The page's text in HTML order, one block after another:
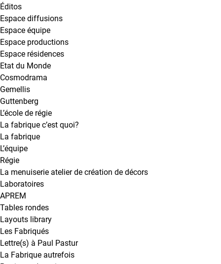
Éditos
Espace diffusions
Espace équipe
Espace productions
Espace résidences
Etat du Monde
Cosmodrama
Gemellis
Guttenberg
L’école de régie
La fabrique c’est quoi?
La fabrique
L’équipe
Régie
La menuiserie atelier de création de décors
Laboratoires
APREM
Tables rondes
Layouts library
Les Fabriqués
Lettre(s) à Paul Pastur
La Fabrique autrefois